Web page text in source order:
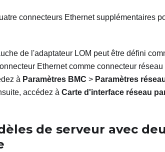
connecteurs Ethernet supplémentaires
de l'adaptateur LOM peut être défini
Ethernet comme connecteur
à Paramètres BMC > Paramètres
accédez à Carte d'interface réseau
de serveur avec